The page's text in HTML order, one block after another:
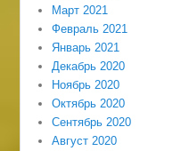
Март 2021
Февраль 2021
Январь 2021
Декабрь 2020
Ноябрь 2020
Октябрь 2020
Сентябрь 2020
Август 2020